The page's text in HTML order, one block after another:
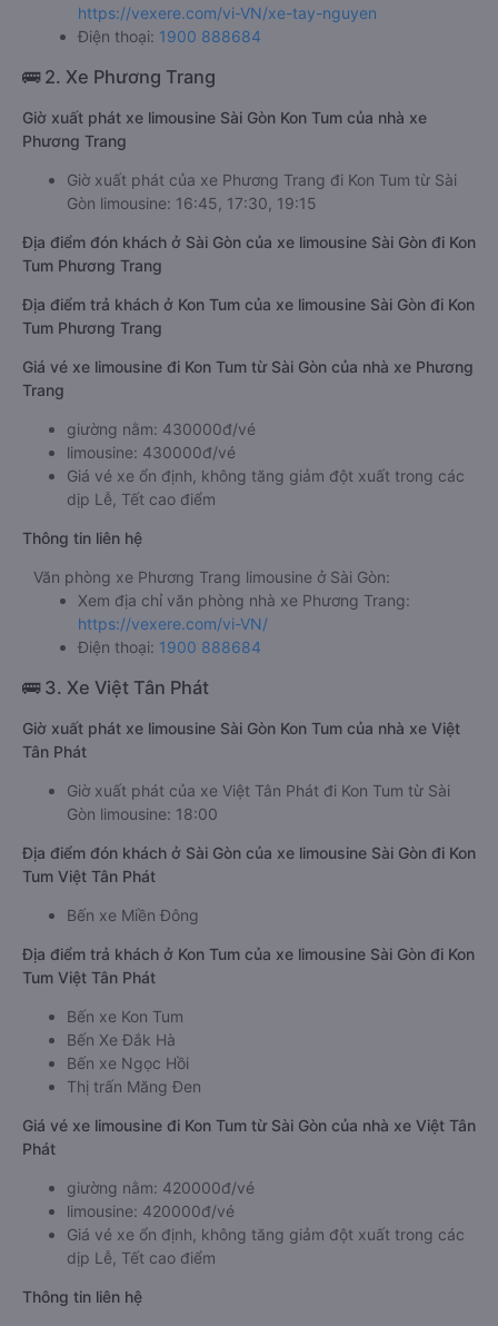
https://vexere.com/vi-VN/xe-tay-nguyen
Điện thoại: 1900 888684
🚌 2. Xe Phương Trang
Giờ xuất phát xe limousine Sài Gòn Kon Tum của nhà xe
Phương Trang
Giờ xuất phát của xe Phương Trang đi Kon Tum từ Sài
Gòn limousine: 16:45, 17:30, 19:15
Địa điểm đón khách ở Sài Gòn của xe limousine Sài Gòn đi Kon
Tum Phương Trang
Địa điểm trả khách ở Kon Tum của xe limousine Sài Gòn đi Kon
Tum Phương Trang
Giá vé xe limousine đi Kon Tum từ Sài Gòn của nhà xe Phương
Trang
giường nằm: 430000đ/vé
limousine: 430000đ/vé
Giá vé xe ổn định, không tăng giảm đột xuất trong các
dịp Lễ, Tết cao điểm
Thông tin liên hệ
Văn phòng xe Phương Trang limousine ở Sài Gòn:
Xem địa chỉ văn phòng nhà xe Phương Trang:
https://vexere.com/vi-VN/
Điện thoại: 1900 888684
🚌 3. Xe Việt Tân Phát
Giờ xuất phát xe limousine Sài Gòn Kon Tum của nhà xe Việt
Tân Phát
Giờ xuất phát của xe Việt Tân Phát đi Kon Tum từ Sài
Gòn limousine: 18:00
Địa điểm đón khách ở Sài Gòn của xe limousine Sài Gòn đi Kon
Tum Việt Tân Phát
Bến xe Miền Đông
Địa điểm trả khách ở Kon Tum của xe limousine Sài Gòn đi Kon
Tum Việt Tân Phát
Bến xe Kon Tum
Bến Xe Đắk Hà
Bến xe Ngọc Hồi
Thị trấn Măng Đen
Giá vé xe limousine đi Kon Tum từ Sài Gòn của nhà xe Việt Tân
Phát
giường nằm: 420000đ/vé
limousine: 420000đ/vé
Giá vé xe ổn định, không tăng giảm đột xuất trong các
dịp Lễ, Tết cao điểm
Thông tin liên hệ